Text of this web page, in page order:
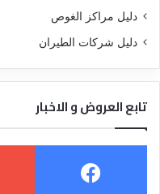
دليل مراكز الغوص
دليل شركات الطيران
تابع العروض و الاخبار